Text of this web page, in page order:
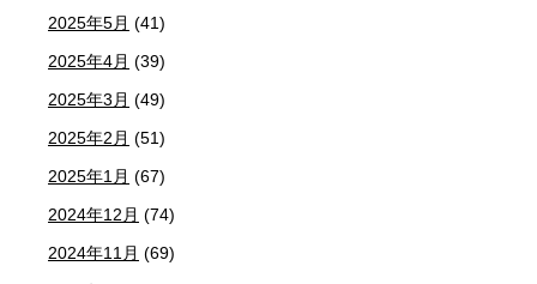
2025年5月 (41)
2025年4月 (39)
2025年3月 (49)
2025年2月 (51)
2025年1月 (67)
2024年12月 (74)
2024年11月 (69)